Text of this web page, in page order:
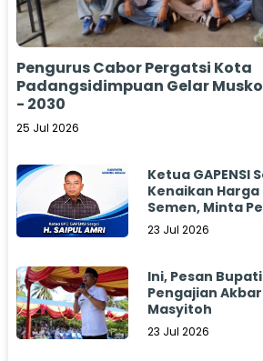
Pengurus Cabor Pergatsi Kota
Padangsidimpuan Gelar
- 2030
25 Jul 2026
Ketua GAPENSI
Kenaikan
Semen, Minta
Bertindak
23 Jul 2026
Ini, Pesan
Pengajian
Masyitoh
23 Jul 2026